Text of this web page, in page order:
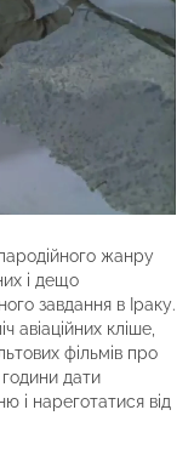
жанру
і дещо
завдання в Іраку.
кліше,
фільмів про
години дати
і нареготатися від